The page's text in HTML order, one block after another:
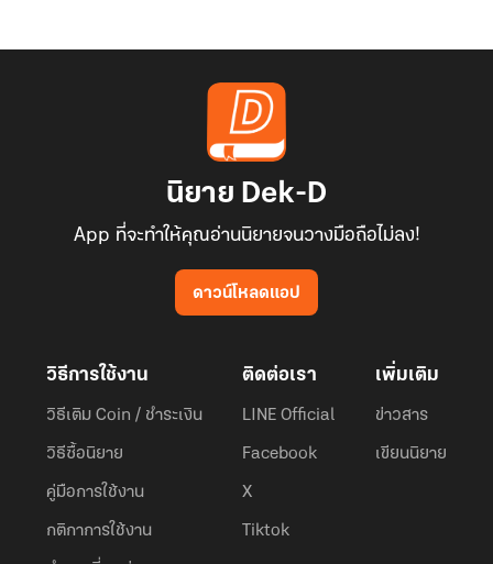
นิยาย Dek-D
App ที่จะทำให้คุณอ่านนิยายจนวางมือถือไม่ลง!
ดาวน์โหลดแอป
วิธีการใช้งาน
วิธีเติม Coin / ชำระเงิน
วิธีซื้อนิยาย
คู่มือการใช้งาน
กติกาการใช้งาน
ติดต่อเรา
LINE Official
Facebook
X
Tiktok
เพิ่มเติม
ข่าวสาร
เขียนนิยาย